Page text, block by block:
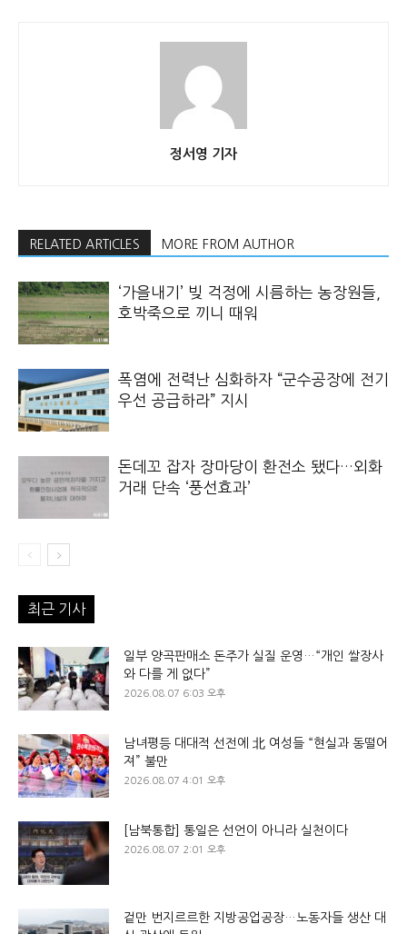
정서영 기자
RELATED ARTICLES MORE FROM AUTHOR
‘가을내기’ 빚 걱정에 시름하는 농장원들,
호박죽으로 끼니 때워
폭염에 전력난 심화하자 “군수공장에 전기
우선 공급하라” 지시
돈데꼬 잡자 장마당이 환전소 됐다…외화
거래 단속 ‘풍선효과’
최근 기사
일부 양곡판매소 돈주가 실질 운영…“개인 쌀장사
와 다를 게 없다”
2026.08.07 6:03 오후
남녀평등 대대적 선전에 北 여성들 “현실과 동떨어
져” 불만
2026.08.07 4:01 오후
[남북통합] 통일은 선언이 아니라 실천이다
2026.08.07 2:01 오후
겉만 번지르르한 지방공업공장…노동자들 생산 대